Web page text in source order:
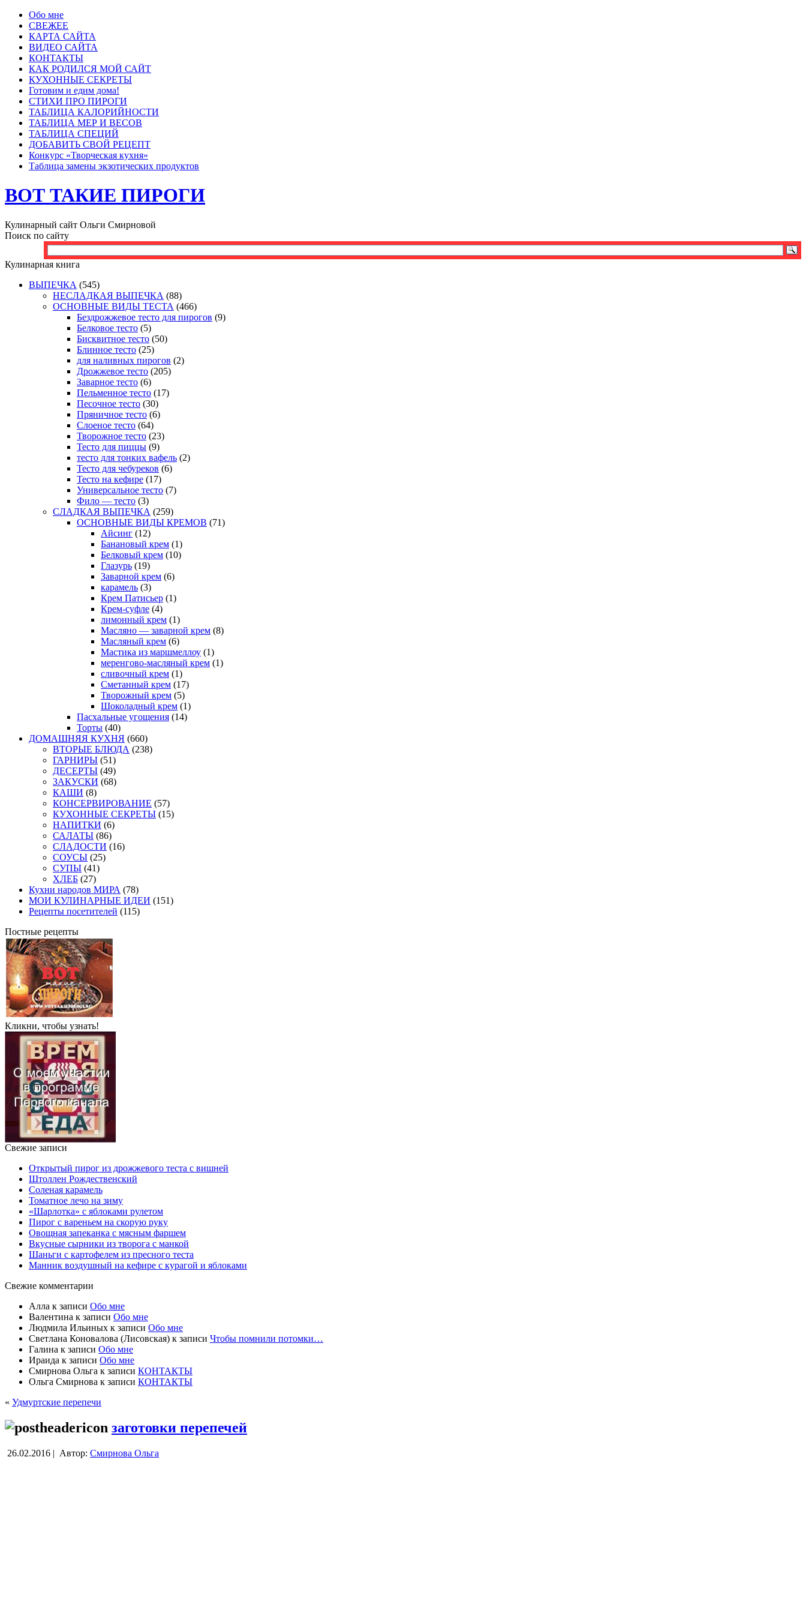
Обо мне
СВЕЖЕЕ
КАРТА САЙТА
ВИДЕО САЙТА
КОНТАКТЫ
КАК РОДИЛСЯ МОЙ САЙТ
КУХОННЫЕ СЕКРЕТЫ
Готовим и едим дома!
СТИХИ ПРО ПИРОГИ
ТАБЛИЦА КАЛОРИЙНОСТИ
ТАБЛИЦА МЕР И ВЕСОВ
ТАБЛИЦА СПЕЦИЙ
ДОБАВИТЬ СВОЙ РЕЦЕПТ
Конкурс «Творческая кухня»
Таблица замены экзотических продуктов
ВОТ ТАКИЕ ПИРОГИ
Кулинарный сайт Ольги Смирновой
Поиск по сайту
Кулинарная книга
ВЫПЕЧКА (545)
НЕСЛАДКАЯ ВЫПЕЧКА (88)
ОСНОВНЫЕ ВИДЫ ТЕСТА (466)
Бездрожжевое тесто для пирогов (9)
Белковое тесто (5)
Бисквитное тесто (50)
Блинное тесто (25)
для наливных пирогов (2)
Дрожжевое тесто (205)
Заварное тесто (6)
Пельменное тесто (17)
Песочное тесто (30)
Пряничное тесто (6)
Слоеное тесто (64)
Творожное тесто (23)
Тесто для пиццы (9)
тесто для тонких вафель (2)
Тесто для чебуреков (6)
Тесто на кефире (17)
Универсальное тесто (7)
Фило — тесто (3)
СЛАДКАЯ ВЫПЕЧКА (259)
ОСНОВНЫЕ ВИДЫ КРЕМОВ (71)
Айсинг (12)
Банановый крем (1)
Белковый крем (10)
Глазурь (19)
Заварной крем (6)
карамель (3)
Крем Патисьер (1)
Крем-суфле (4)
лимонный крем (1)
Масляно — заварной крем (8)
Масляный крем (6)
Мастика из маршмеллоу (1)
меренгово-масляный крем (1)
сливочный крем (1)
Сметанный крем (17)
Творожный крем (5)
Шоколадный крем (1)
Пасхальные угощения (14)
Торты (40)
ДОМАШНЯЯ КУХНЯ (660)
ВТОРЫЕ БЛЮДА (238)
ГАРНИРЫ (51)
ДЕСЕРТЫ (49)
ЗАКУСКИ (68)
КАШИ (8)
КОНСЕРВИРОВАНИЕ (57)
КУХОННЫЕ СЕКРЕТЫ (15)
НАПИТКИ (6)
САЛАТЫ (86)
СЛАДОСТИ (16)
СОУСЫ (25)
СУПЫ (41)
ХЛЕБ (27)
Кухни народов МИРА (78)
МОИ КУЛИНАРНЫЕ ИДЕИ (151)
Рецепты посетителей (115)
Постные рецепты
Кликни, чтобы узнать!
Свежие записи
Открытый пирог из дрожжевого теста с вишней
Штоллен Рождественский
Соленая карамель
Томатное лечо на зиму
«Шарлотка» с яблоками рулетом
Пирог с вареньем на скорую руку
Овощная запеканка с мясным фаршем
Вкусные сырники из творога с манкой
Шаньги с картофелем из пресного теста
Манник воздушный на кефире с курагой и яблоками
Свежие комментарии
Алла к записи Обо мне
Валентина к записи Обо мне
Людмила Ильиных к записи Обо мне
Светлана Коновалова (Лисовская) к записи Чтобы помнили потомки…
Галина к записи Обо мне
Ираида к записи Обо мне
Смирнова Ольга к записи КОНТАКТЫ
Ольга Смирнова к записи КОНТАКТЫ
« Удмуртские перепечи
заготовки перепечей
26.02.2016 | Автор: Смирнова Ольга